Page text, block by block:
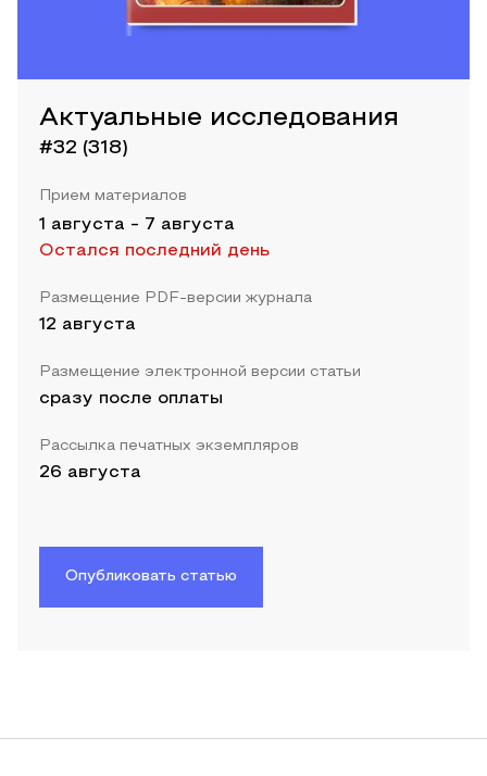
Актуальные исследования
#32 (318)
Прием материалов
1 августа - 7 августа
Остался последний день
Размещение PDF-версии журнала
12 августа
Размещение электронной версии статьи
сразу после оплаты
Рассылка печатных экземпляров
26 августа
Опубликовать статью